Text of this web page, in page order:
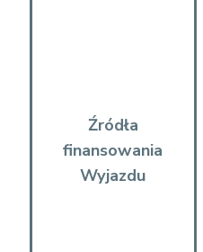
Źródła
finansowania
Wyjazdu